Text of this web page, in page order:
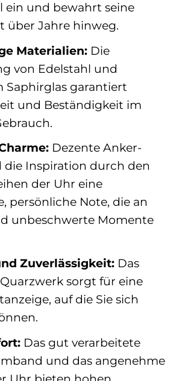
ein und bewahrt seine
über Jahre hinweg.
Materialien:Die
von Edelstahl und
Saphirglas garantiert
und Beständigkeit im
Dezente Anker-
die Inspiration durch den
der Uhr eine
persönliche Note, die an
unbeschwerte Momente
Zuverlässigkeit:Das
sorgt für eine
auf die Sie sich
Das gut verarbeitete
und das angenehme